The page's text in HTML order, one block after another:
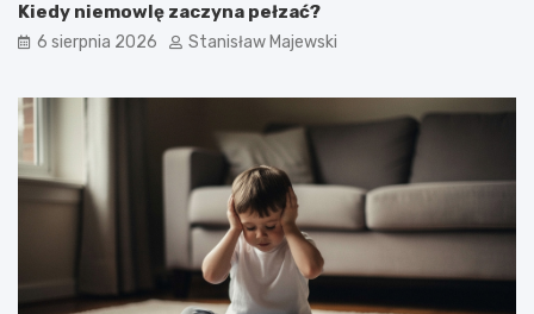
Kiedy niemowlę zaczyna pełzać?
6 sierpnia 2026 Stanisław Majewski